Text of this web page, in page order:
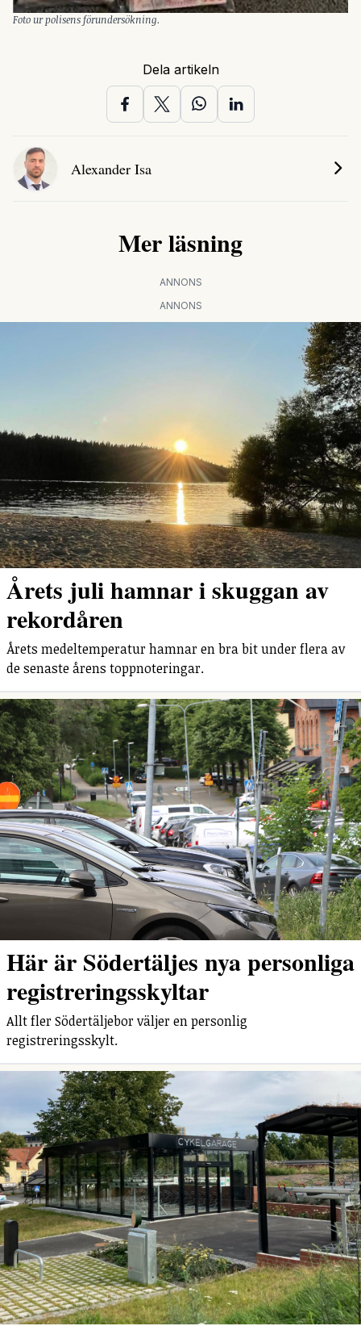
Foto ur polisens förundersökning.
Dela artikeln
Alexander Isa
Mer läsning
ANNONS
ANNONS
Årets juli hamnar i skuggan av
rekordåren
Årets medeltemperatur hamnar en bra bit under flera av
de senaste årens toppnoteringar.
Här är Södertäljes nya personliga
registreringsskyltar
Allt fler Södertäljebor väljer en personlig
registreringsskylt.